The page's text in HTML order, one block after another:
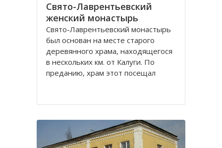
Свято-Лаврентьевский
женский монастырь
Свято-Лаврентьевский монастырь
был основан на месте старого
деревянного храма, находящегося
в нескольких км. от Калуги. По
преданию, храм этот посещал
храм Рождества Пресвятой
Лаврентьевский монастырь стал